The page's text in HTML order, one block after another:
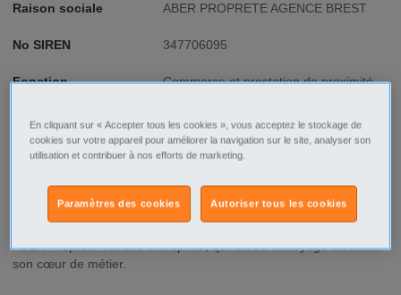
Raison sociale ABER PROPRETE AGENCE BREST
No SIREN 347706095
Fonction Commerce et prestation de proximité
Type de contrat CDD
Type d'emploi Temps partiel
Description
ABER Propreté est une entreprise, qui fait du nettoyage industriel
son cœur de métier.
En cliquant sur « Accepter tous les cookies », vous acceptez le stockage de
cookies sur votre appareil pour améliorer la navigation sur le site, analyser son
utilisation et contribuer à nos efforts de marketing.
Autoriser tous les cookies
Paramètres des cookies